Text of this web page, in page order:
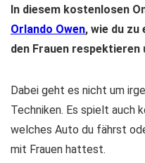
In diesem kostenlosen
Orlando Owen, wie du
den Frauen respektieren
Dabei geht es nicht um
Techniken. Es spielt auch
welches Auto du fährst
mit Frauen hattest.